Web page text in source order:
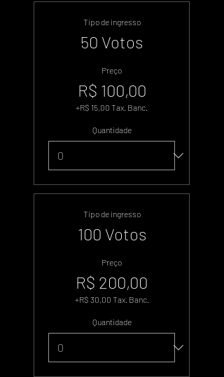
Tipo de ingresso
50 Votos
Preço
R$ 100,00
+R$ 15,00 Tax. Banc.
Quantidade
Tipo de ingresso
100 Votos
Preço
R$ 200,00
+R$ 30,00 Tax. Banc.
Quantidade